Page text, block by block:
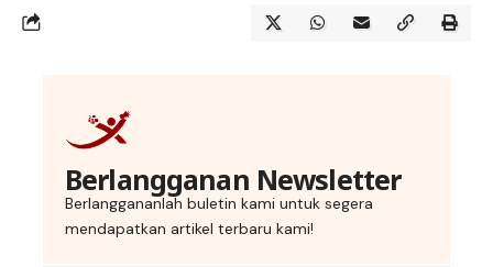
Berlangganan Newsletter
Berlanggananlah buletin kami untuk segera
mendapatkan artikel terbaru kami!